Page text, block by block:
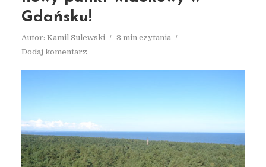
Gdańsku!
Autor: Kamil Sulewski
3 min czytania
Dodaj komentarz